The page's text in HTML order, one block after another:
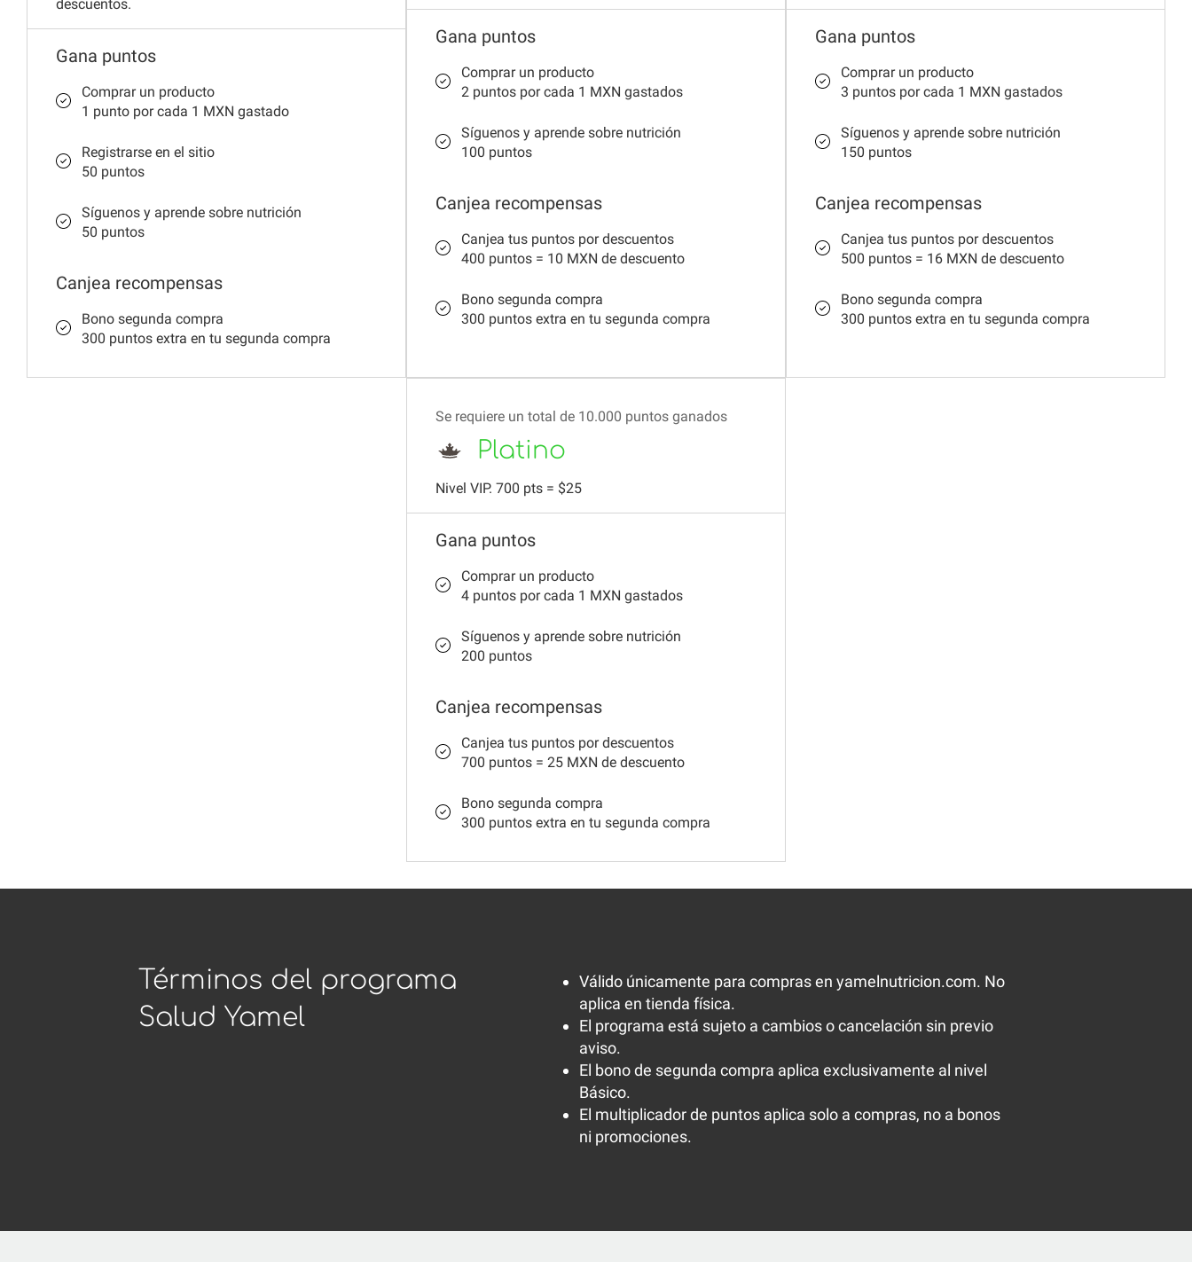
descuentos.
Gana puntos
Comprar un producto
1 punto por cada 1 MXN gastado
Registrarse en el sitio
50 puntos
Síguenos y aprende sobre nutrición
50 puntos
Canjea recompensas
Bono segunda compra
300 puntos extra en tu segunda compra
Gana puntos
Comprar un producto
2 puntos por cada 1 MXN gastados
Síguenos y aprende sobre nutrición
100 puntos
Canjea recompensas
Canjea tus puntos por descuentos
400 puntos = 10 MXN de descuento
Bono segunda compra
300 puntos extra en tu segunda compra
Gana puntos
Comprar un producto
3 puntos por cada 1 MXN gastados
Síguenos y aprende sobre nutrición
150 puntos
Canjea recompensas
Canjea tus puntos por descuentos
500 puntos = 16 MXN de descuento
Bono segunda compra
300 puntos extra en tu segunda compra
Platino
Se requiere un total de 10.000 puntos ganados
Nivel VIP. 700 pts = $25
Gana puntos
Comprar un producto
4 puntos por cada 1 MXN gastados
Síguenos y aprende sobre nutrición
200 puntos
Canjea recompensas
Canjea tus puntos por descuentos
700 puntos = 25 MXN de descuento
Bono segunda compra
300 puntos extra en tu segunda compra
Términos del programa
Salud Yamel
Válido únicamente para compras en yamelnutricion.com. No
aplica en tienda física.
El programa está sujeto a cambios o cancelación sin previo
aviso.
El bono de segunda compra aplica exclusivamente al nivel
Básico.
El multiplicador de puntos aplica solo a compras, no a bonos
ni promociones.